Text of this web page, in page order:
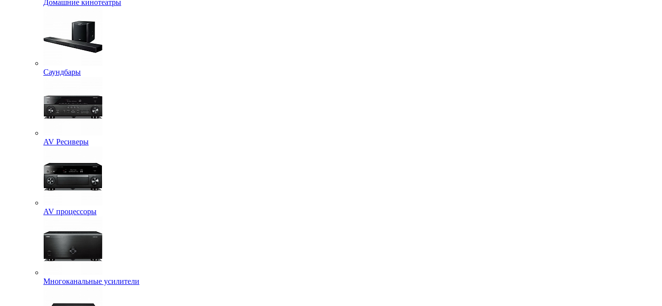
Домашние кинотеатры
Саундбары
AV Ресиверы
AV процессоры
Многоканальные усилители